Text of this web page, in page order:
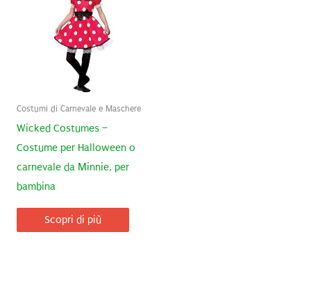
Costumi di Carnevale e Maschere
Wicked Costumes –
Costume per Halloween o
carnevale da Minnie, per
bambina
Scopri di più